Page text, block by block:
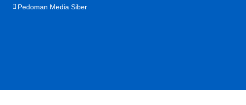
Pedoman Media Siber